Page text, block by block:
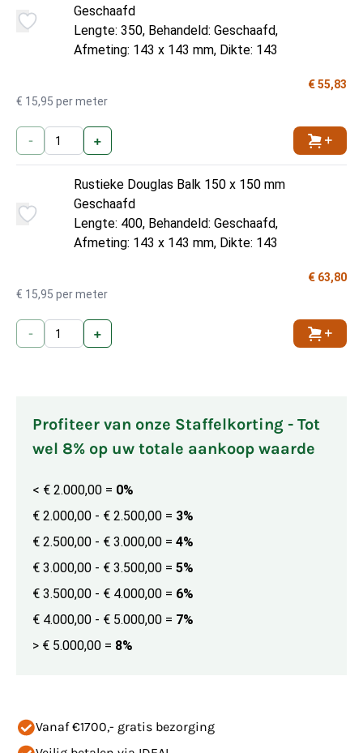
Geschaafd
Lengte: 350, Behandeld: Geschaafd,
Afmeting: 143 x 143 mm, Dikte: 143
€ 55,83
€ 15,95 per meter
- +
Rustieke Douglas Balk 150 x 150 mm
Geschaafd
Lengte: 400, Behandeld: Geschaafd,
Afmeting: 143 x 143 mm, Dikte: 143
€ 63,80
€ 15,95 per meter
- +
Profiteer van onze Staffelkorting - Tot
wel 8% op uw totale aankoop waarde
< € 2.000,00 = 0%
€ 2.000,00 - € 2.500,00 = 3%
€ 2.500,00 - € 3.000,00 = 4%
€ 3.000,00 - € 3.500,00 = 5%
€ 3.500,00 - € 4.000,00 = 6%
€ 4.000,00 - € 5.000,00 = 7%
> € 5.000,00 = 8%
Vanaf €1700,- gratis bezorging